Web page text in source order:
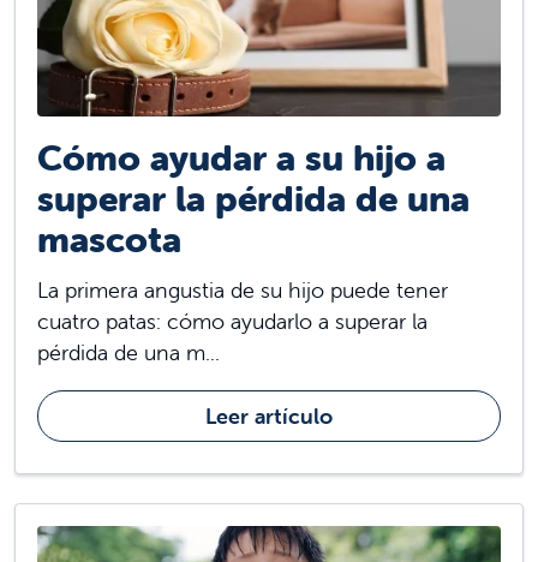
Cómo ayudar a su hijo a
superar la pérdida de una
mascota
La primera angustia de su hijo puede tener
cuatro patas: cómo ayudarlo a superar la
pérdida de una m...
Leer artículo